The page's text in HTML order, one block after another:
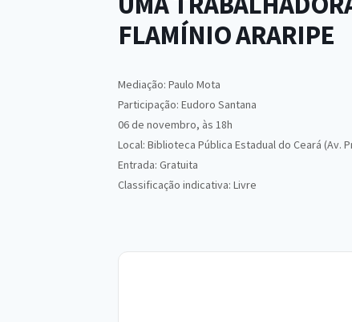
FLAMÍNIO ARARIPE
Mediação: Paulo Mota
Participação: Eudoro Santana
06 de novembro, às 18h
Local: Biblioteca Pública Estadual do Ceará (Av.
Entrada: Gratuita
Classificação indicativa: Livre